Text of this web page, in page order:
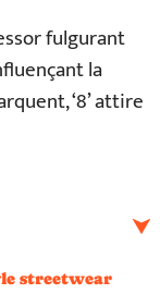
fulgurant
la
‘8’ attire
streetwear